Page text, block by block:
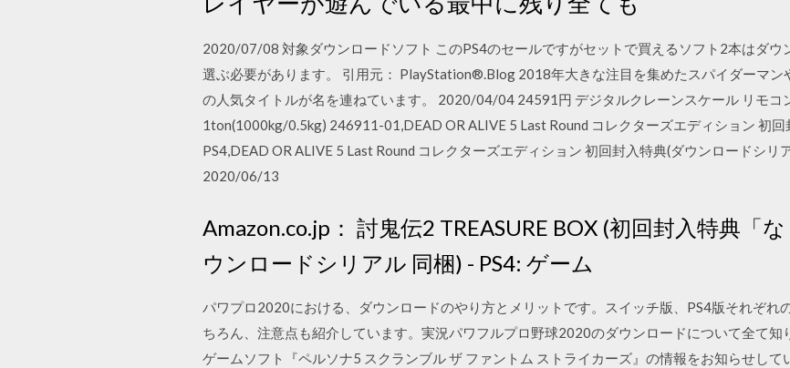
2020/07/08 対象ダウンロードソフト このPS4のセールですがセットで買えるソフト2本はダウ
選ぶ必要があります。 引用元： PlayStation®.Blog 2018年大きな注目を集めたスパイダーマン
の人気タイトルが名を連ねています。 2020/04/04 24591円 デジタルクレーンスケール リモコ
1ton(1000kg/0.5kg) 246911-01,DEAD OR ALIVE 5 Last Round コレクターズエディション 初
PS4,DEAD OR ALIVE 5 Last Round コレクターズエディション 初回封入特典(ダウンロードシリ
2020/06/13
Amazon.co.jp： 討鬼伝2 TREASURE BOX (初回封入特典「
ウンロードシリアル 同梱) - PS4: ゲーム
パワプロ2020における、ダウンロードのやり方とメリットです。スイッチ版、PS4版それぞれ
ちろん、注意点も紹介しています。実況パワフルプロ野球2020のダウンロードについて全て知
ゲームソフト『ペルソナ5 スクランブル ザ ファントム ストライカーズ』の情報をお知らせして